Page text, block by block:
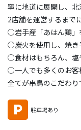
寧に地道に展開し、
2店舗を運営するまで
○岩手産「あはん鶏」
○炭火を使用し、焼き
○食材はもちろん、塩
○一人でも多くのお客
全てが串鳥のこだわり
駐車場あり